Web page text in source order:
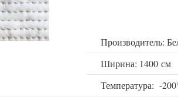
Производитель:
Ширина: 1400 см
Температура: -